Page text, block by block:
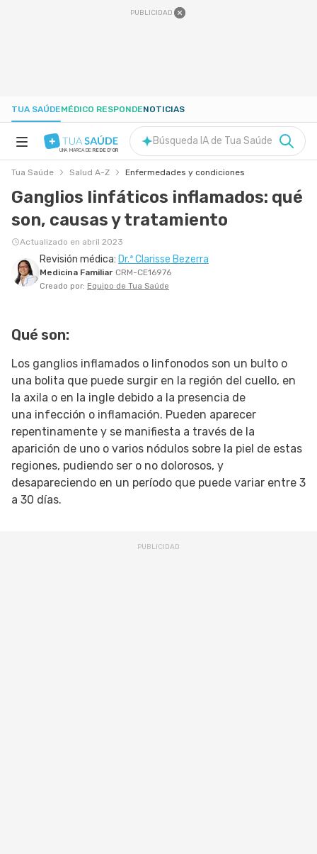
PUBLICIDAD
TUA SAÚDEMÉDICO RESPONDENOTICIAS
NUTRICIÓN
EMBARAZO
UNA MARCA DE REDE D'OR
Búsqueda IA de Tua Saúde
Tua Saúde Salud A-Z Enfermedades y condiciones
Ganglios linfáticos inflamados: qué
son, causas y tratamiento
Actualizado en abril 2023
Revisión médica: Dr.ª Clarisse Bezerra
Medicina Familiar CRM-CE16976
Creado por: Equipo de Tua Saúde
Qué son:
Los ganglios inflamados o linfonodos son un bulto o
una bolita que puede surgir en la región del cuello, en
la axila o en la ingle debido a la presencia de
una infección o inflamación. Pueden aparecer
repentinamente y se manifiesta a través de la
aparición de uno o varios nódulos sobre la piel de estas
regiones, pudiendo ser o no dolorosos, y
desapareciendo en un período que puede variar entre 3
a 30 días.